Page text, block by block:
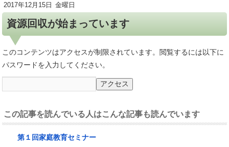
資源回収が始まっています
2017年12月15日 金曜日
このコンテンツはアクセスが制限されています。閲覧するには以下に
パスワードを入力してください。
この記事を読んでいる人はこんな記事も読んでいます
第１回家庭教育セミナー